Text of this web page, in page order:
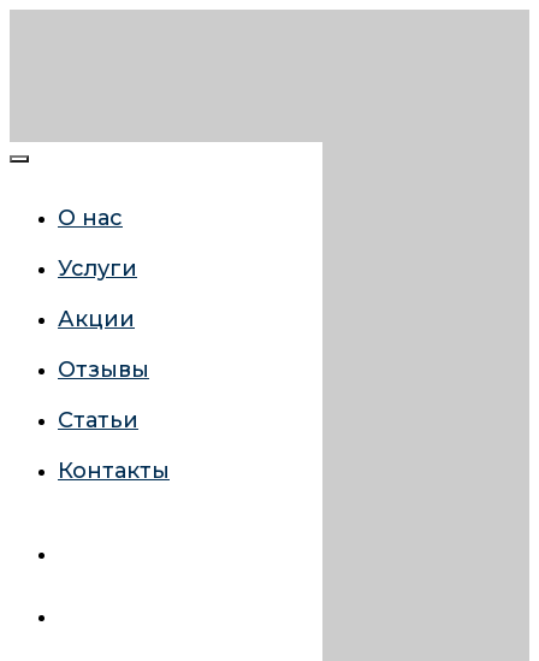
О нас
Услуги
Акции
Отзывы
Статьи
Контакты